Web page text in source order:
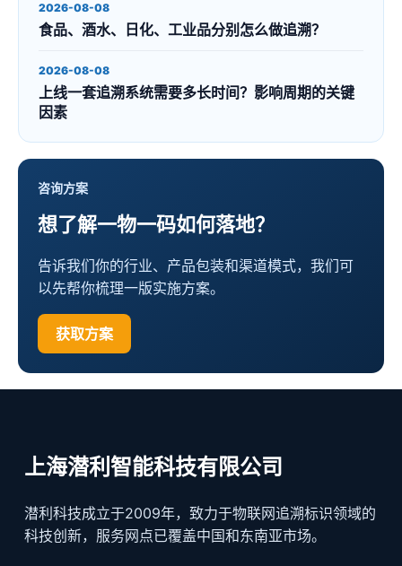
2026-08-08
食品、酒水、日化、工业品分别怎么做追溯？
2026-08-08
上线一套追溯系统需要多长时间？影响周期的关键
因素
咨询方案
想了解一物一码如何落地？
告诉我们你的行业、产品包装和渠道模式，我们可
以先帮你梳理一版实施方案。
获取方案
上海潜利智能科技有限公司
潜利科技成立于2009年，致力于物联网追溯标识领域的
科技创新，服务网点已覆盖中国和东南亚市场。